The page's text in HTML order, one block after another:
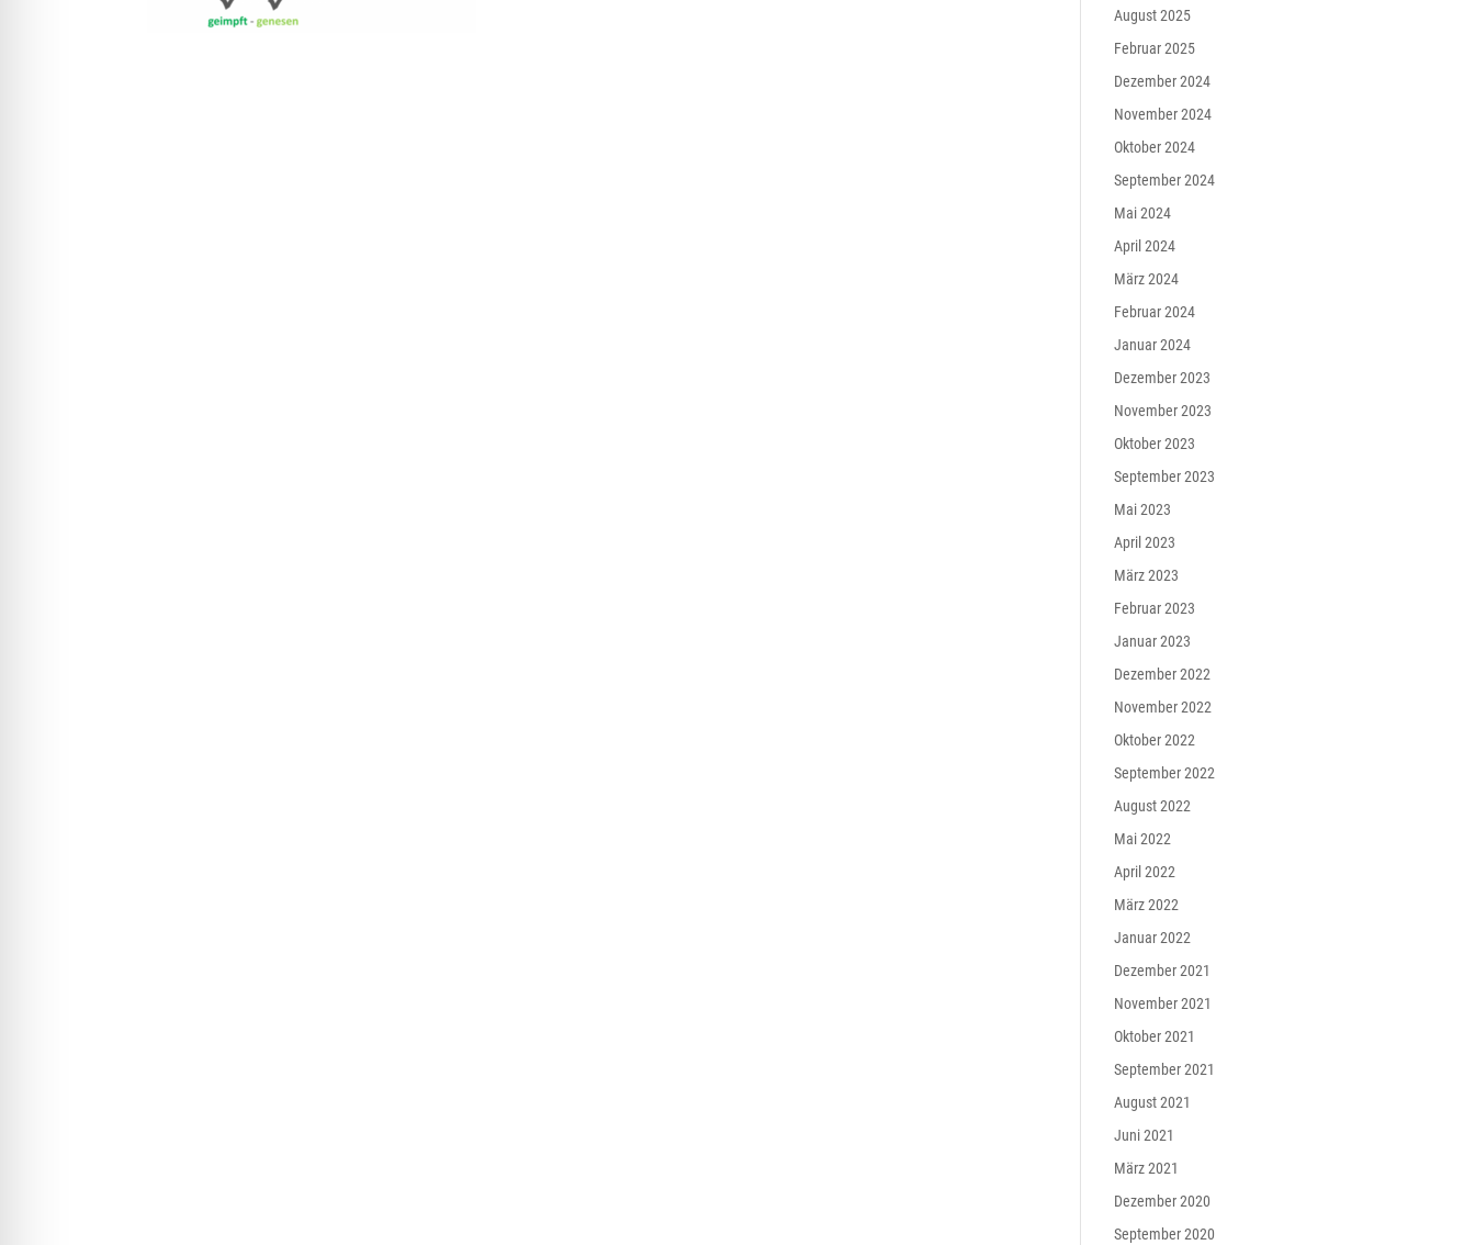
August 2025
Februar 2025
Dezember 2024
November 2024
Oktober 2024
September 2024
Mai 2024
April 2024
März 2024
Februar 2024
Januar 2024
Dezember 2023
November 2023
Oktober 2023
September 2023
Mai 2023
April 2023
März 2023
Februar 2023
Januar 2023
Dezember 2022
November 2022
Oktober 2022
September 2022
August 2022
Mai 2022
April 2022
März 2022
Januar 2022
Dezember 2021
November 2021
Oktober 2021
September 2021
August 2021
Juni 2021
März 2021
Dezember 2020
September 2020